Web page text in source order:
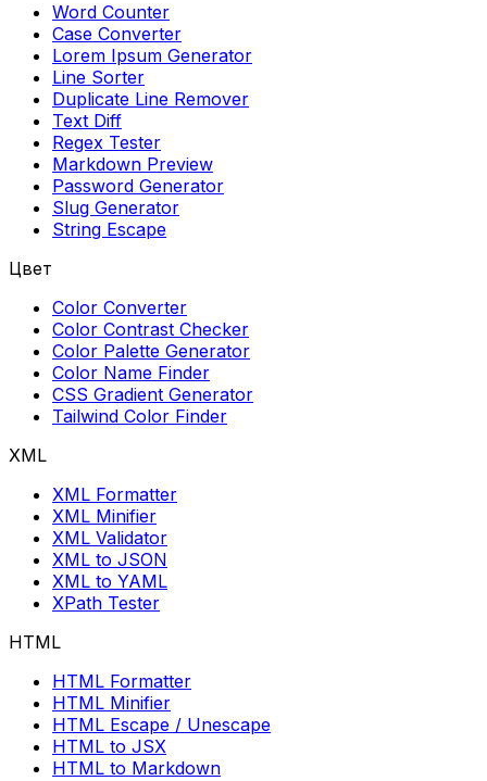
Word Counter
Case Converter
Lorem Ipsum Generator
Line Sorter
Duplicate Line Remover
Text Diff
Regex Tester
Markdown Preview
Password Generator
Slug Generator
String Escape
Цвет
Color Converter
Color Contrast Checker
Color Palette Generator
Color Name Finder
CSS Gradient Generator
Tailwind Color Finder
XML
XML Formatter
XML Minifier
XML Validator
XML to JSON
XML to YAML
XPath Tester
HTML
HTML Formatter
HTML Minifier
HTML Escape / Unescape
HTML to JSX
HTML to Markdown